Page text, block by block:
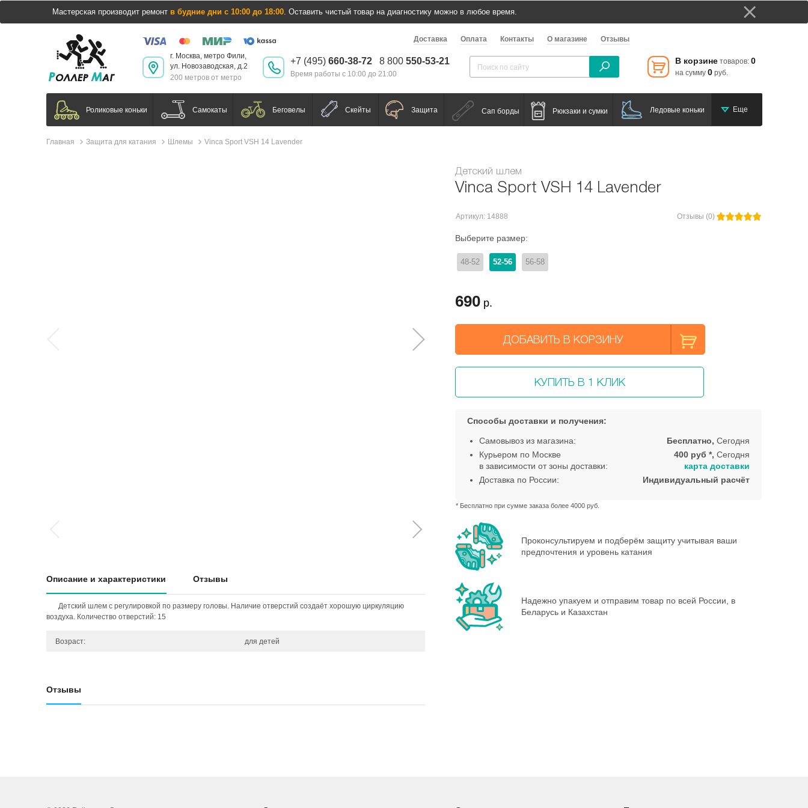
Мастерская производит ремонт в будние дни с 10:00 до 18:00. Оставить чистый товар на диагностику можно в любое время.
Доставка Оплата Контакты О магазине Отзывы
В корзине товаров: 0
на сумму 0 руб.
г. Москва, метро Фили,
ул. Новозаводская, д.2
200 метров от метро
+7 (495) 660-38-72 8 800 550-53-21
Время работы с 10:00 до 21:00
Роликовые коньки Самокаты Беговелы Скейты Защита Сап борды Рюкзаки и сумки Ледовые коньки Еще
Главная Защита для катания Шлемы Vinca Sport VSH 14 Lavender
Описание и характеристики Отзывы
Детский шлем с регулировкой по размеру головы. Наличие отверстий создаёт хорошую циркуляцию
воздуха. Количество отверстий: 15
Возраст: для детей
Отзывы
Детский шлем
Vinca Sport VSH 14 Lavender
Артикул: 14888 Отзывы (0)
Выберите размер:
48-52 52-56 56-58
690 р.
ДОБАВИТЬ В КОРЗИНУ
КУПИТЬ В 1 КЛИК
Способы доставки и получения:
Самовывоз из магазина: Бесплатно, Сегодня
Курьером по Москве
в зависимости от зоны доставки:
400 руб *, Сегодня
* Бесплатно при сумме заказа более 4000 руб.
карта доставки
Доставка по России:
Индивидуальный расчёт
Проконсультируем и подберём защиту учитывая ваши
предпочтения и уровень катания
Надежно упакуем и отправим товар по всей России, в
Беларусь и Казахстан